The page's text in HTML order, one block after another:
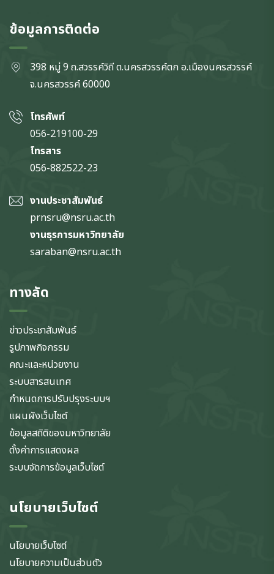
ข้อมูลการติดต่อ
398 หมู่ 9 ถ.สวรรค์วิถี ต.นครสวรรค์ตก อ.เมืองนครสวรรค์
จ.นครสวรรค์60000
โทรศัพท์
056-219100-29
โทรสาร
056-882522-23
งานประชาสัมพันธ์
prnsru@nsru.ac.th
งานธุรการมหาวิทยาลัย
saraban@nsru.ac.th
ทางลัด
ข่าวประชาสัมพันธ์
รูปภาพกิจกรรม
คณะและหน่วยงาน
ระบบสารสนเทศ
กำหนดการปรับปรุงระบบฯ
แผนผังเว็บไซต์
ข้อมูลสถิติของมหาวิทยาลัย
ตั้งค่าการแสดงผล
ระบบจัดการข้อมูลเว็บไซต์
นโยบายเว็บไซต์
นโยบายเว็บไซต์
นโยบายความเป็นส่วนตัว